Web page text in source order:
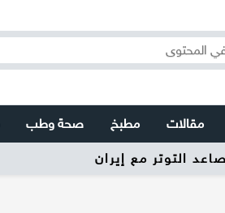
مقالات مطبخ صحة وطب
التوتر مع إيران